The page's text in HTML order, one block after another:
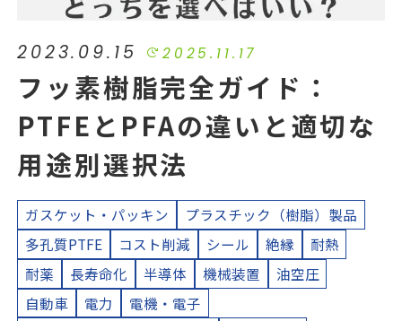
2023.09.15 2025.11.17
フッ素樹脂完全ガイド：
PTFEとPFAの違いと適切な
用途別選択法
ガスケット・パッキン
プラスチック（樹脂）製品
多孔質PTFE
コスト削減 シール 絶縁
耐熱
耐薬
長寿命化 半導体 機械装置
油空圧
自動車
電力
電機・電子